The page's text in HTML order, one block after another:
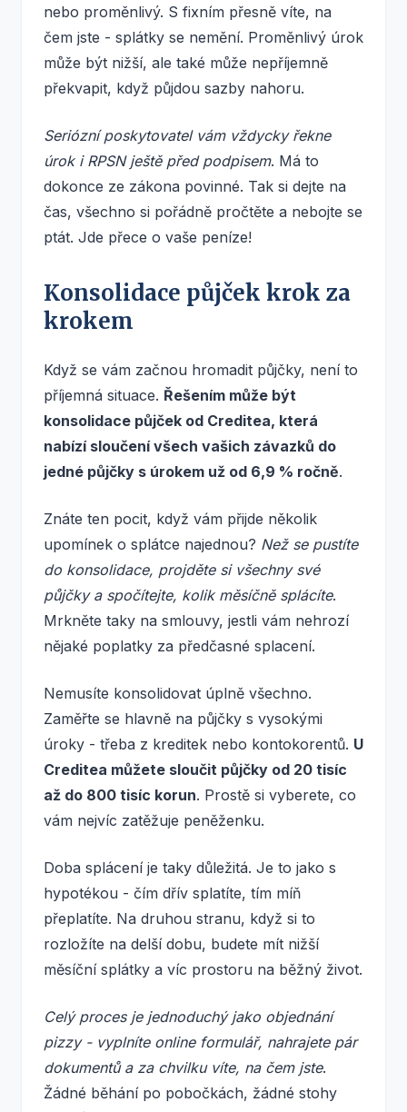
nebo proměnlivý. S fixním přesně víte, na
čem jste - splátky se nemění. Proměnlivý úrok
může být nižší, ale také může nepříjemně
překvapit, když půjdou sazby nahoru.
Seriózní poskytovatel vám vždycky řekne
úrok i RPSN ještě před podpisem. Má to
dokonce ze zákona povinné. Tak si dejte na
čas, všechno si pořádně pročtěte a nebojte se
ptát. Jde přece o vaše peníze!
Konsolidace půjček krok za
krokem
Když se vám začnou hromadit půjčky, není to
příjemná situace. Řešením může být
konsolidace půjček od Creditea, která
nabízí sloučení všech vašich závazků do
jedné půjčky s úrokem už od 6,9 % ročně.
Znáte ten pocit, když vám přijde několik
upomínek o splátce najednou? Než se pustíte
do konsolidace, projděte si všechny své
půjčky a spočítejte, kolik měsíčně splácíte.
Mrkněte taky na smlouvy, jestli vám nehrozí
nějaké poplatky za předčasné splacení.
Nemusíte konsolidovat úplně všechno.
Zaměřte se hlavně na půjčky s vysokými
úroky - třeba z kreditek nebo kontokorentů. U
Creditea můžete sloučit půjčky od 20 tisíc
až do 800 tisíc korun. Prostě si vyberete, co
vám nejvíc zatěžuje peněženku.
Doba splácení je taky důležitá. Je to jako s
hypotékou - čím dřív splatíte, tím míň
přeplatíte. Na druhou stranu, když si to
rozložíte na delší dobu, budete mít nižší
měsíční splátky a víc prostoru na běžný život.
Celý proces je jednoduchý jako objednání
pizzy - vyplníte online formulář, nahrajete pár
dokumentů a za chvilku víte, na čem jste.
Žádné běhání po pobočkách, žádné stohy